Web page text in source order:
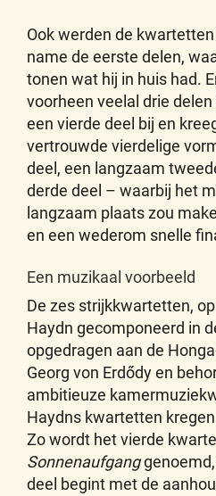
Ook werden de
name de eerste delen,
tonen wat hij in huis had.
voorheen veelal drie
een vierde deel bij en
vertrouwde vierdelige
deel, een langzaam
derde deel – waarbij het
langzaam plaats zou
en een wederom snelle
Een muzikaal voorbeeld
De zes strijkkwartetten,
Haydn gecomponeerd in
opgedragen aan de
Georg von Erdődy en
ambitieuze
Haydns kwartetten
Zo wordt het vierde
Sonnenaufgang
deel begint met de